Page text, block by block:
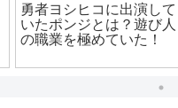
北海道静内春立漁港で夜
にチカが釣れる？チカ釣
りオススメポイントと周